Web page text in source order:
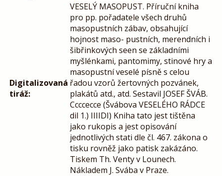
Digitalizovaná
tiráž:
VESELÝ MASOPUST. Příruční kniha
pro pp. pořadatele všech druhů
masopustních zábav, obsahující
hojnost maso- pustních, merendních i
šibřinkových seen se základními
myšlénkami, pantomimy, stinové hry a
masopustní veselé písně s celou
řadou vzorů žertovných pozvánek,
plakátů atd., atd. Sestavil JOSEF ŠVÁB.
Ccccecce (Švábova VESELÉHO RÁDCE
dil 1.) IIIIDI) Kniha tato jest tištěna
jako rukopis a jest opisování
jednotlivých stati dle čl. 467. zákona o
tisku rovněž jako patisk zakázáno.
Tiskem Th. Venty v Lounech.
Nákladem J. Svába v Praze.